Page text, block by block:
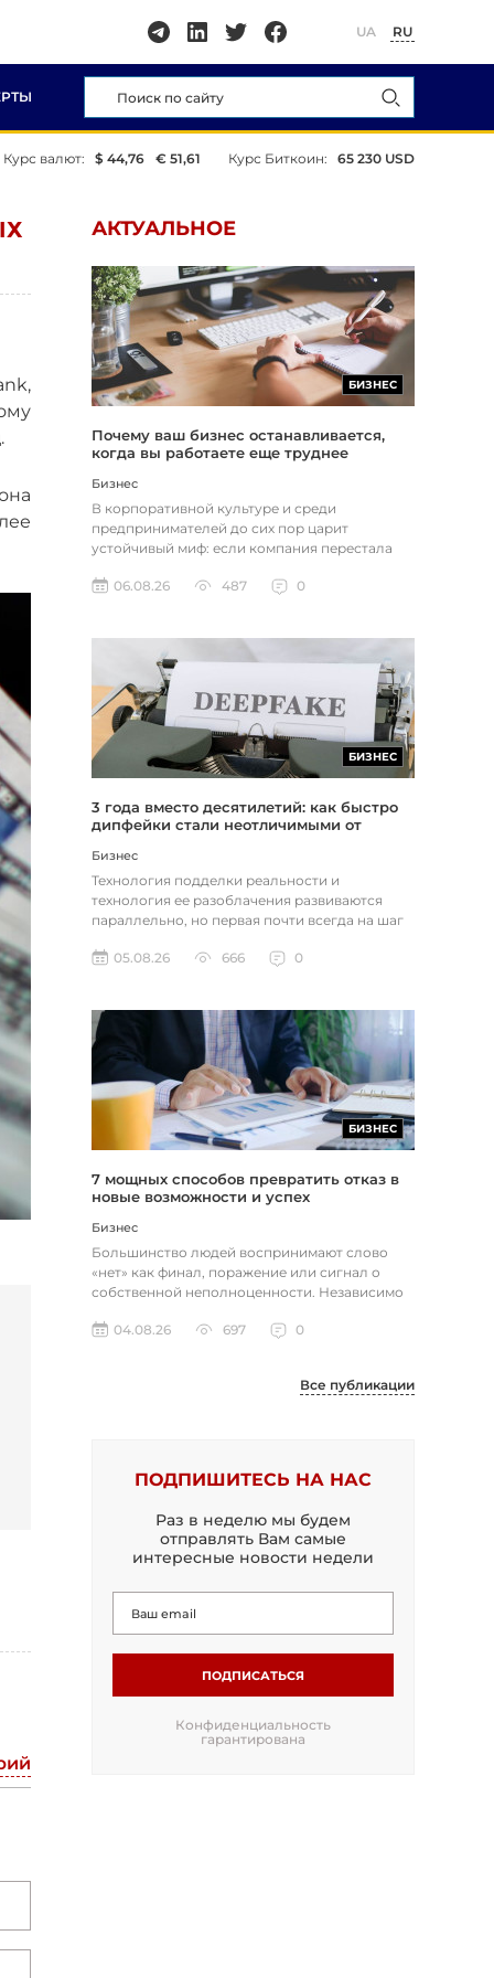
UA RU
Курс валют: $ 44,76 € 51,61 Курс Биткоин: 65 230 USD
АКТУАЛЬНОЕ
БИЗНЕС
Почему ваш бизнес останавливается,
когда вы работаете еще труднее
Бизнес
В корпоративной культуре и среди
предпринимателей до сих пор царит
устойчивый миф: если компания перестала
пр...06.08.26 487 0
БИЗНЕС
3 года вместо десятилетий: как быстро
дипфейки стали неотличимыми от
Бизнес
Технология подделки реальности и
технология ее разоблачения развиваются
параллельно, но первая почти всегда на шаг
05.08.26
666 0
БИЗНЕС
7 мощных способов превратить отказ в
новые возможности и успех
Бизнес
Большинство людей воспринимают слово
«нет» как финал, поражение или сигнал о
собственной неполноценности. Независимо
04.08.26
697 0
Все публикации
ПОДПИШИТЕСЬ НА НАС
Раз в неделю мы будем
отправлять Вам самые
интересные новости недели
ПОДПИСАТЬСЯ
Конфиденциальность
гарантирована